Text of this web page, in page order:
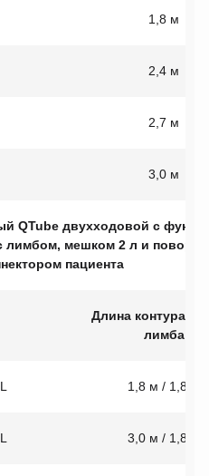
1,8 м
2,4 м
2,7 м
3,0 м
QTube двухходовой с
лимбом, мешком 2 л и
пациента
Длина контура /
лимба
1,8 м / 1,8 м
3,0 м / 1,8 м